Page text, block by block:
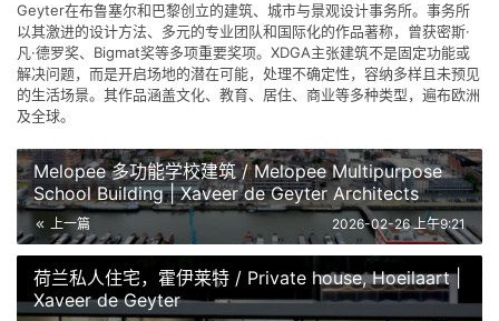
Geyter在布鲁塞尔和巴黎创立的建筑、城市与景观设计事务所。事务所
以其激进的设计方法、多元的专业团队和国际化的作品著称，曾获密斯·
凡·德罗奖、Bigmat奖等多项重要奖项。XDGA主张建筑不是固定功能或
解决问题，而是开启场地的潜在可能，处理不确定性，容纳多样且未预见
的生活场景。其作品涵盖文化、教育、居住、商业等多种类型，遍布欧洲
及全球。
Melopee 多功能学校建筑 / Melopee Multipurpose
School Building | Xaveer de Geyter Architects
上一篇 2026-02-26 上午9:21
荷兰私人住宅，霍伊莱特 / Private house, Hoeilaart |
Xaveer de Geyter